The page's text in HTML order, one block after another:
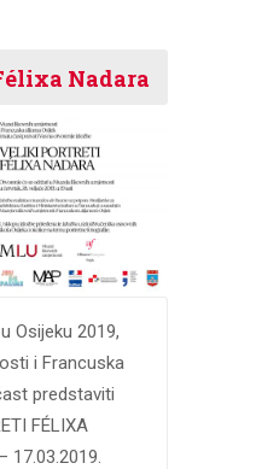
Nadara
Osijeku 2019,
i Francuska
predstaviti
FÉLIXA
17.03.2019.